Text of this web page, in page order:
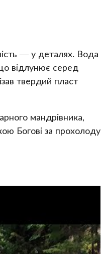
— у деталях. Вода
відлунює серед
твердий пласт
мандрівника,
Богові за прохолоду